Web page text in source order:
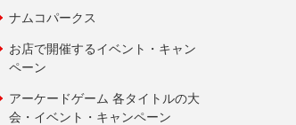
ナムコパークス
お店で開催するイベント・キャン
ペーン
アーケードゲーム 各タイトルの大
会・イベント・キャンペーン